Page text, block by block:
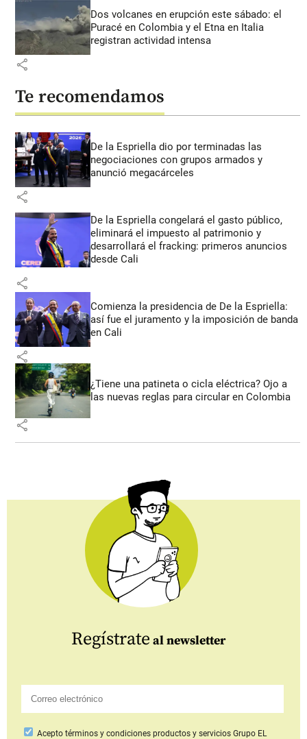
Dos volcanes en erupción este sábado: el
Puracé en Colombia y el Etna en Italia
registran actividad intensa
share
Te recomendamos
De la Espriella dio por terminadas las
negociaciones con grupos armados y
anunció megacárceles
share
De la Espriella congelará el gasto público,
eliminará el impuesto al patrimonio y
desarrollará el fracking: primeros anuncios
desde Cali
share
Comienza la presidencia de De la Espriella:
así fue el juramento y la imposición de banda
en Cali
share
¿Tiene una patineta o cicla eléctrica? Ojo a
las nuevas reglas para circular en Colombia
share
Regístrate al newsletter
Aceptotérminos y condiciones productos y serviciosGrupo EL